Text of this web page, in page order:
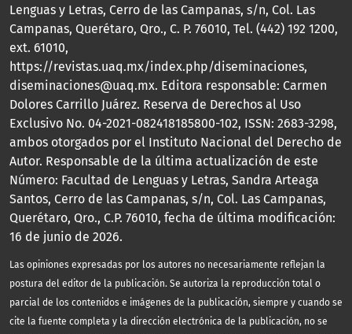
Lenguas y Letras, Cerro de las Campanas, s/n, Col. Las
Campanas, Querétaro, Qro., C. P. 76010, Tel. (442) 192 1200,
ext. 61010,
https://revistas.uaq.mx/index.php/diseminaciones,
diseminaciones@uaq.mx. Editora responsable: Carmen
Dolores Carrillo Juárez. Reserva de Derechos al Uso
Exclusivo No. 04-2021-082418185800-102, ISSN: 2683-3298,
ambos otorgados por el Instituto Nacional del Derecho de
Autor. Responsable de la última actualización de este
Número: Facultad de Lenguas y Letras, Sandra Arteaga
Santos, Cerro de las Campanas, s/n, Col. Las Campanas,
Querétaro, Qro., C.P. 76010, fecha de última modificación:
16 de junio de 2026.
Las opiniones expresadas por los autores no necesariamente reflejan la
postura del editor de la publicación. Se autoriza la reproducción total o
parcial de los contenidos e imágenes de la publicación, siempre y cuando se
cite la fuente completa y la dirección electrónica de la publicación, no se